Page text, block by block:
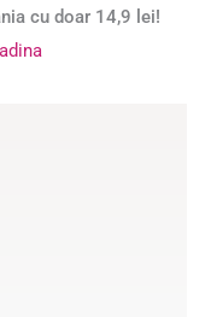
cu doar 14,9 lei!